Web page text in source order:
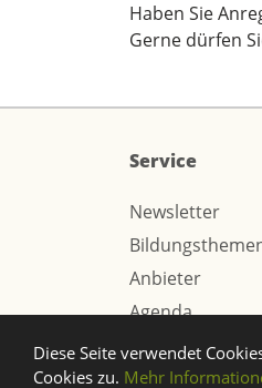
Diese Seite verwendet
Cookies zu. Mehr
Haben Sie
Gerne dürfen
Service
Newsletter
Anbieter
Agenda
© 2026 Webtech